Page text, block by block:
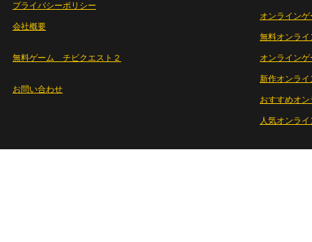
プライバシーポリシー
会社概要
無料ゲーム チビクエスト２
お問い合わせ
オンラインゲ
無料オンライ
オンライン
新作オンライ
おすすめオ
人気オンラ